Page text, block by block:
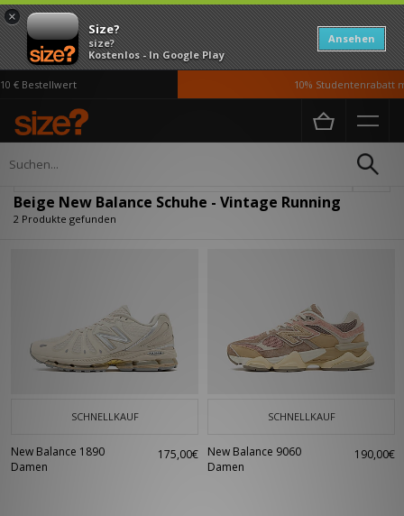
×
Size?
size?
Kostenlos - In Google Play
Ansehen
€ Bestellwert 10% Studentenrabatt
Home Damen
Beige New Balance Schuhe - Vintage Running
2 Produkte gefunden
SCHNELLKAUF
New Balance 1890
Damen
175,00€
SCHNELLKAUF
New Balance 9060
Damen
190,00€